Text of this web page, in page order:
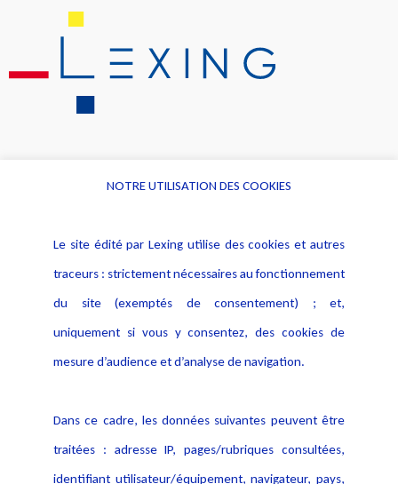
Alerte professionnelle
Déclaration d'accessibilité
Notice Légale
Politique de protection des
données
Publications
NOTRE UTILISATION DES COOKIES
Le site édité par Lexing utilise des cookies et autres
traceurs : strictement nécessaires au fonctionnement
du site (exemptés de consentement) ; et,
uniquement si vous y consentez, des cookies de
mesure d’audience et d’analyse de navigation.
Dans ce cadre, les données suivantes peuvent être
traitées : adresse IP, pages/rubriques consultées,
identifiant utilisateur/équipement, navigateur, pays,